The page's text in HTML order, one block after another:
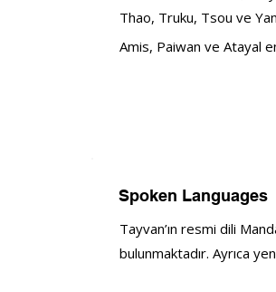
Thao, Truku, Tsou ve
Amis, Paiwan ve Atayal
Spoken Languages
Tayvan’ın resmi dili
bulunmaktadır. Ayrıca